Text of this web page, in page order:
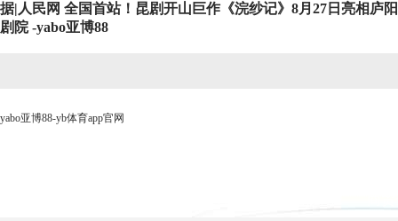
据|人民网 全国首站！昆剧开山巨作《浣纱记》8月27日亮相庐阳
剧院 -yabo亚博88
yabo亚博88-yb体育app官网